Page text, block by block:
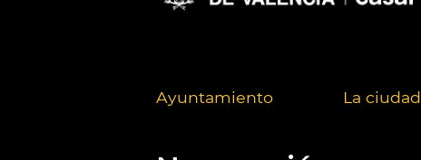
Ayuntamiento La ciudad